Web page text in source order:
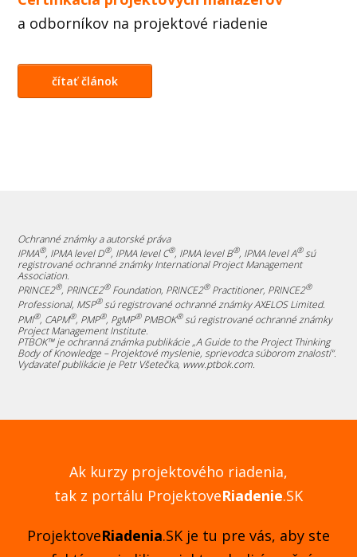
a odborníkov na projektové riadenie
čítať článok
Ochranné známky a autorské práva
IPMA®, IPMA level D®, IPMA level C®, IPMA level B®, IPMA level A®sú
registrované ochranné známky International Project Management
Association.
PRINCE2®, PRINCE2®Foundation, PRINCE2®Practitioner, PRINCE2®
Professional, MSP®sú registrované ochranné známky AXELOS Limited.
PMI®, CAPM®, PMP®, PgMP®PMBOK®sú registrované ochranné známky
Project Management Institute.
PTBOK™ je ochranná známka publikácie „A Guide to the Project Thinking
Body of Knowledge – Projektové myslenie, sprievodca súborom znalostí“.
Vydavateľ publikácie je Petr Všetečka, www.ptbok.com.
Ak kurzy projektového riadenia,
tak z portálu ProjektoveRiadenie.SK
ProjektoveRiadenia.SK je tu pre vás, aby ste